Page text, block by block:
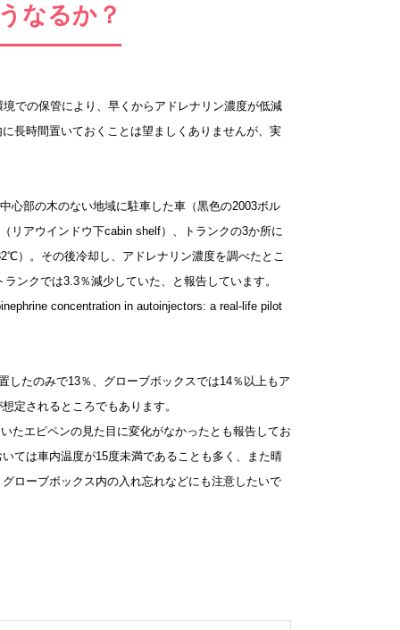
なるか？
での保管により、早くからアドレナリン濃度が低減
長時間置いておくことは望ましくありませんが、実
心部の木のない地域に駐車した車（黒色の2003ボル
リアウインドウ下cabin shelf）、トランクの3か所に
）。その後冷却し、アドレナリン濃度を調べたとこ
ンクでは3.3％減少していた、と報告しています。
concentration in autoinjectors: a real-life pilot
したのみで13％、グローブボックスでは14％以上もア
定されるところでもあります。
たエピペンの見た目に変化がなかったとも報告してお
ては車内温度が15度未満であることも多く、また晴
ローブボックス内の入れ忘れなどにも注意したいで